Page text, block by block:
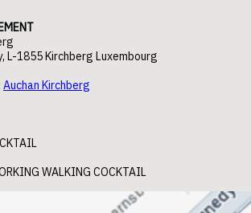
L-1855 Kirchberg Luxembourg
Auchan Kirchberg
WALKING COCKTAIL